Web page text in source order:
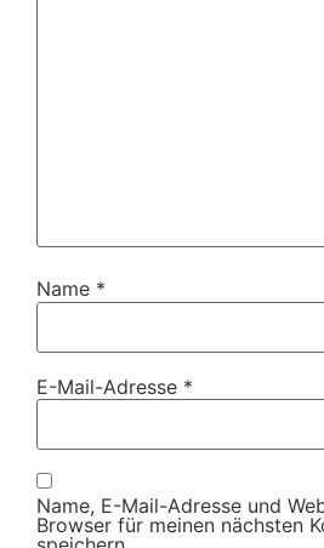
Name *
E-Mail-Adresse *
Name, E-Mail-Adresse und
Browser für meinen nächsten